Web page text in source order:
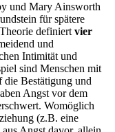
und Mary Ainsworth
für spätere
definiert vier
und
Intimität und
sind Menschen mit
Bestätigung und
Angst vor dem
Womöglich
(z.B. eine